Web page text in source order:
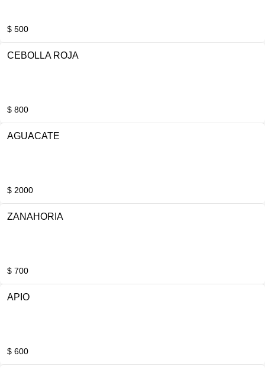
$ 500
CEBOLLA ROJA
$ 800
AGUACATE
$ 2000
ZANAHORIA
$ 700
APIO
$ 600